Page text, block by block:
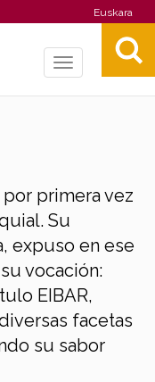
Euskara
Toggle
primera vez
Su
expuso en ese
vocación:
EIBAR,
facetas
su sabor